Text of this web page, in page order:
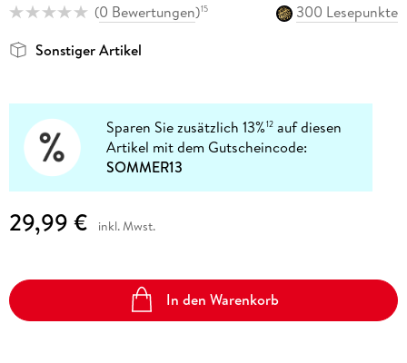
(0 Bewertungen)15
300 Lesepunkte
Sonstiger Artikel
Sparen Sie zusätzlich 13%12 auf diesen
Artikel mit dem Gutscheincode:
SOMMER13
29,99 € inkl. Mwst.
In den Warenkorb